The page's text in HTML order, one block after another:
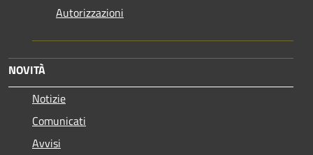
Autorizzazioni
NOVITÀ
Notizie
Comunicati
Avvisi